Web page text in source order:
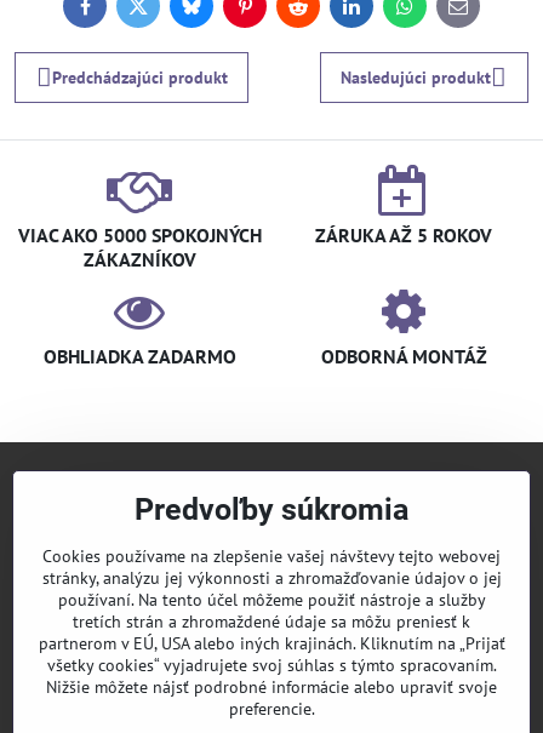
FacebookTwitterBlueskyPinterestReddit LinkedInWhatsApp
E-
mail
Predchádzajúci produkt Nasledujúci produkt
VIAC AKO 5000 SPOKOJNÝCH
ZÁKAZNÍKOV
ZÁRUKA AŽ 5 ROKOV
OBHLIADKA ZADARMO ODBORNÁ MONTÁŽ
KLIMANIAK Pridajte sa k nám
Sledujte nás
Predvoľby súkromia
Cookies používame na zlepšenie vašej návštevy tejto webovej
stránky, analýzu jej výkonnosti a zhromažďovanie údajov o jej
používaní. Na tento účel môžeme použiť nástroje a služby
tretích strán a zhromaždené údaje sa môžu preniesť k
partnerom v EÚ, USA alebo iných krajinách. Kliknutím na „Prijať
všetky cookies“ vyjadrujete svoj súhlas s týmto spracovaním.
Nižšie môžete nájsť podrobné informácie alebo upraviť svoje
preferencie.